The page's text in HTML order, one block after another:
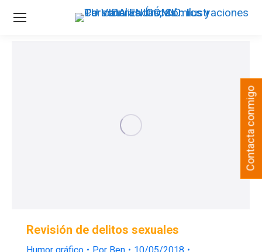
Revisión de delitos sexuales
Contacta conmigo